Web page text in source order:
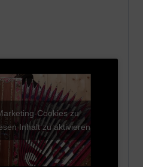
Cookies zu
Inhalt zu aktivieren